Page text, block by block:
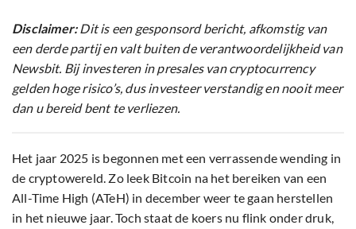
Disclaimer:Dit is een gesponsord bericht, afkomstig van
een derde partij en valt buiten de verantwoordelijkheid van
Newsbit. Bij investeren in presales van cryptocurrency
gelden hoge risico’s, dus investeer verstandig en nooit meer
dan u bereid bent te verliezen.
Het jaar 2025 is begonnen met een verrassende wending in
de cryptowereld. Zo leek Bitcoin na het bereiken van een
All-Time High (ATeH) in december weer te gaan herstellen
in het nieuwe jaar. Toch staat de koers nu flink onder druk,